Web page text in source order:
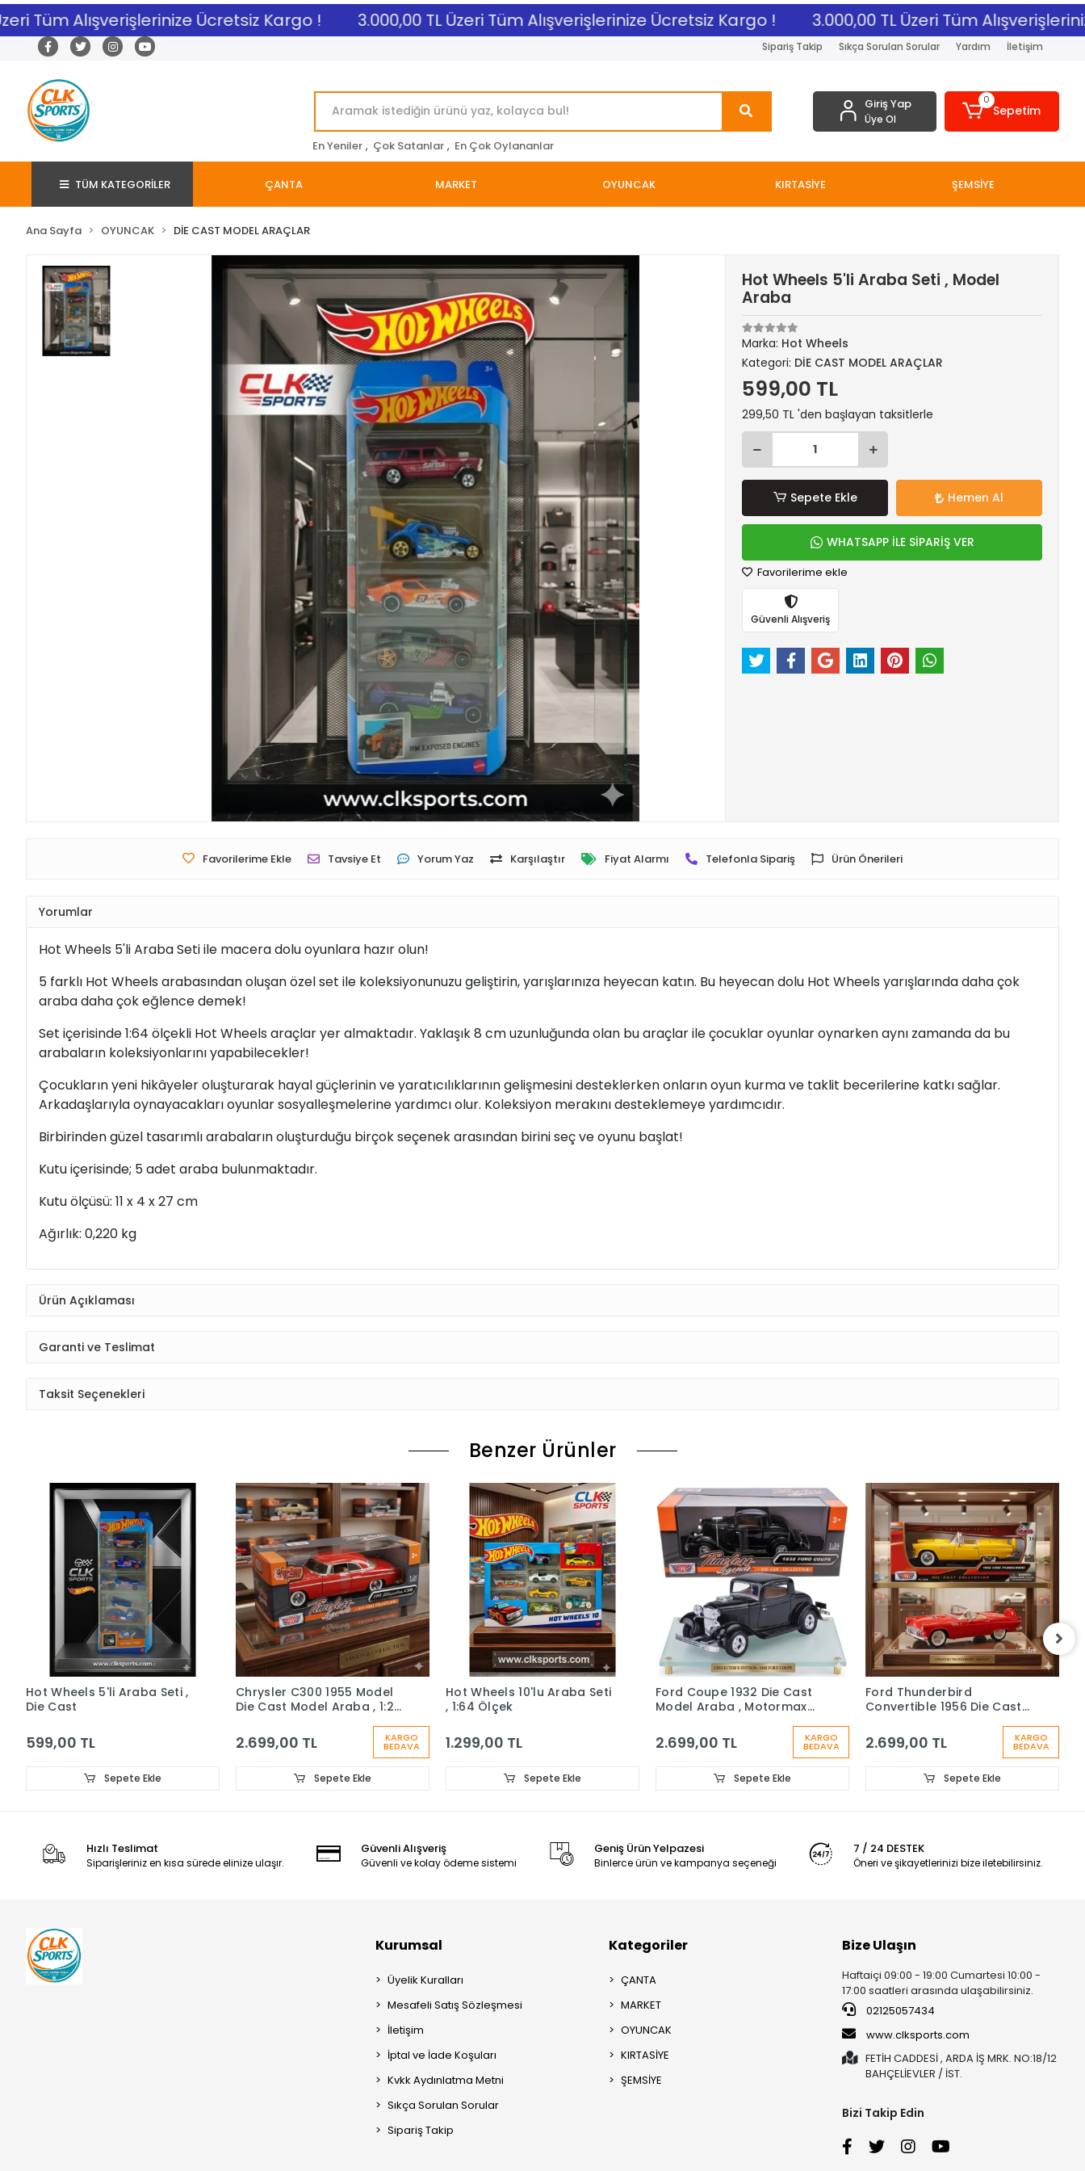
Tüm Alışverişlerinize Ücretsiz Kargo ! 3.000,00 TL Üzeri Tüm Alışverişlerinize Ücretsiz Kargo ! 3.000,00 TL Üzeri Tüm
Sipariş Takip Sıkça Sorulan Sorular Yardım İletişim
En Yeniler , Çok Satanlar , En Çok Oylananlar
Giriş Yap
Üye Ol
0
Sepetim
TÜM KATEGORİLER ÇANTA MARKET OYUNCAK KIRTASİYE ŞEMSİYE
Ana Sayfa OYUNCAK DİE CAST MODEL ARAÇLAR
Hot Wheels 5'li Araba Seti , Model
Araba
Marka: Hot Wheels
Kategori: DİE CAST MODEL ARAÇLAR
599,00 TL
299,50 TL 'den başlayan taksitlerle
Sepete Ekle Hemen Al
WHATSAPP İLE SİPARİŞ VER
Favorilerime ekle
Güvenli Alışveriş
Favorilerime Ekle Tavsiye Et Yorum Yaz Karşılaştır Fiyat Alarmı Telefonla Sipariş Ürün Önerileri
Yorumlar
Hot Wheels 5'li Araba Seti ile macera dolu oyunlara hazır olun!
5 farklı Hot Wheels arabasından oluşan özel set ile koleksiyonunuzu geliştirin, yarışlarınıza heyecan katın. Bu heyecan dolu Hot Wheels yarışlarında daha çok
araba daha çok eğlence demek!
Set içerisinde 1:64 ölçekli Hot Wheels araçlar yer almaktadır. Yaklaşık 8 cm uzunluğunda olan bu araçlar ile çocuklar oyunlar oynarken aynı zamanda da bu
arabaların koleksiyonlarını yapabilecekler!
Çocukların yeni hikâyeler oluşturarak hayal güçlerinin ve yaratıcılıklarının gelişmesini desteklerken onların oyun kurma ve taklit becerilerine katkı sağlar.
Arkadaşlarıyla oynayacakları oyunlar sosyalleşmelerine yardımcı olur. Koleksiyon merakını desteklemeye yardımcıdır.
Birbirinden güzel tasarımlı arabaların oluşturduğu birçok seçenek arasından birini seç ve oyunu başlat!
Kutu içerisinde; 5 adet araba bulunmaktadır.
Kutu ölçüsü: 11 x 4 x 27 cm
Ağırlık: 0,220 kg
Ürün Açıklaması
Garanti ve Teslimat
Taksit Seçenekleri
Benzer Ürünler
Hot Wheels 5'li Araba Seti ,
Die Cast
599,00 TL
Sepete Ekle
Chrysler C300 1955 Model
Die Cast Model Araba , 1:24
2.699,00 TL KARGO
BEDAVA
Sepete Ekle
Hot Wheels 10'lu Araba Seti
, 1:64 Ölçek
1.299,00 TL
Sepete Ekle
Ford Coupe 1932 Die Cast
Model Araba , Motormax
2.699,00 TL KARGO
BEDAVA
Sepete Ekle
Ford Thunderbird
Convertible 1956 Die Cast
1:24
2.699,00 TL KARGO
BEDAVA
Sepete Ekle
Hızlı Teslimat
Siparişleriniz en kısa sürede elinize ulaşır.
Güvenli Alışveriş
Güvenli ve kolay ödeme sistemi
Geniş Ürün Yelpazesi
Binlerce ürün ve kampanya seçeneği
7 / 24 DESTEK
Öneri ve şikayetlerinizi bize iletebilirsiniz.
Kurumsal
Üyelik Kuralları
Mesafeli Satış Sözleşmesi
İletişim
İptal ve İade Koşuları
Kvkk Aydınlatma Metni
Sıkça Sorulan Sorular
Sipariş Takip
Kategoriler
ÇANTA
MARKET
OYUNCAK
KIRTASİYE
ŞEMSİYE
Bize Ulaşın
Haftaiçi 09:00 - 19:00 Cumartesi 10:00 -
17:00 saatleri arasında ulaşabilirsiniz.
02125057434
www.clksports.com
FETİH CADDESİ , ARDA İŞ MRK. NO:18/12
BAHÇELİEVLER / İST.
Bizi Takip Edin